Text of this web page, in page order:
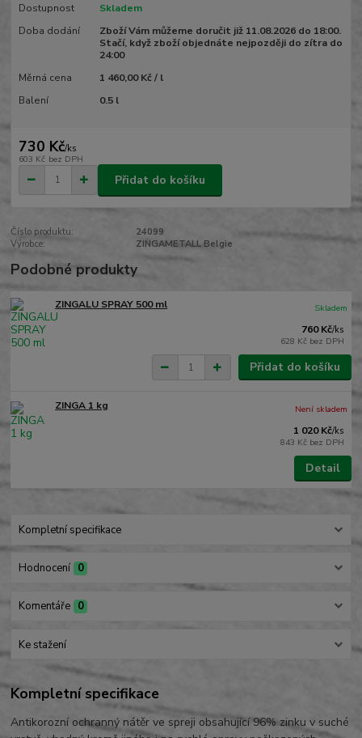
Dostupnost
Skladem
Doba dodání
Zboží Vám můžeme doručit již 11.08.2026 do 18:00.
Stačí, když zboží objednáte nejpozději do zítra do
24:00
Měrná cena
1 460,00 Kč / l
Balení
0.5 l
730 Kč/ks
603 Kč bez DPH
Přidat do košíku
Číslo produktu:
24099
Výrobce:
ZINGAMETALL Belgie
Podobné produkty
ZINGALU SPRAY 500 ml
760 Kč/ks
628 Kč bez DPH
Skladem
Přidat do košíku
ZINGA 1 kg
1 020 Kč/ks
843 Kč bez DPH
Není skladem
Detail
Kompletní specifikace
Hodnocení 0
Komentáře 0
Ke stažení
Kompletní specifikace
Antikorozní ochranný nátěr ve spreji obsahující 96% zinku v suché